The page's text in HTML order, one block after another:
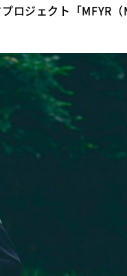
ジェクト「MFYR（